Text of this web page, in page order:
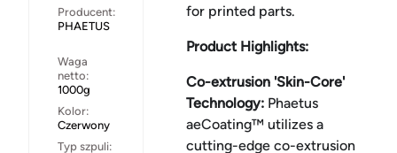
Producent:
PHAETUS
Waga
netto:
1000g
Kolor:
Czerwony
Typ szpuli:
for printed parts.
Product Highlights:
Co-extrusion 'Skin-Core'
Technology:Phaetus
aeCoating™ utilizes a
cutting-edge co-extrusion